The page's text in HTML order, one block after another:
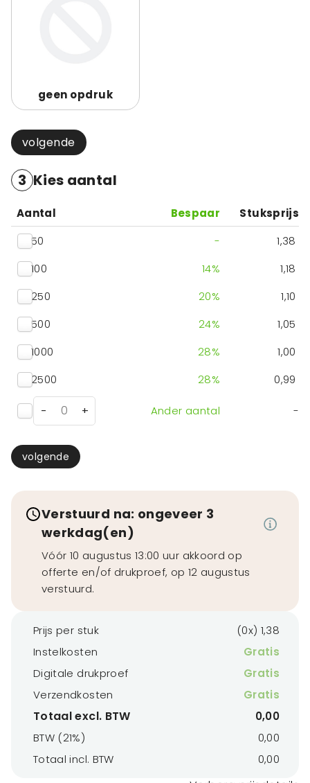
geen opdruk
volgende
3 Kies aantal
Aantal Bespaar
Stuksprijs
50
-
1,38
100
14%
1,18
250
20%
1,10
500
24%
1,05
1000
28%
1,00
2500
28% 0,99
- + Ander aantal -
volgende
Verstuurd na: ongeveer 3
werkdag(en)
Vóór 10 augustus 13:00 uur akkoord op
offerte en/of drukproef, op 12 augustus
verstuurd.
Prijs per stuk
(0x) 1,38
Instelkosten
Gratis
Digitale drukproef
Gratis
Verzendkosten
Gratis
Totaal excl. BTW
0,00
BTW (21%)
0,00
Totaal incl. BTW
0,00